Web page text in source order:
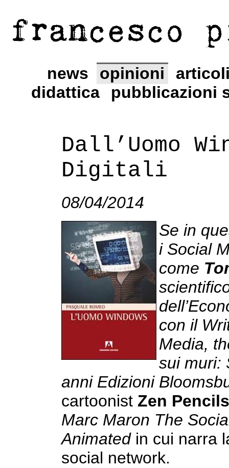
francesco
news opinioni
didattica
pubblicazioni
Dall’Uomo
Digitali
08/04/2014
Se in
i Social
come
con il
Media,
sui muri:
anni Edizioni
cartoonist Zen
Marc Maron The
Animatedin cui narra
social network.